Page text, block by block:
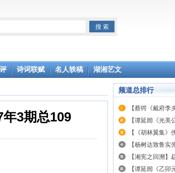
诗词联赋 名人轶稿 湖湘艺文
年3期总109
频道总排行
【蔡锷《戴府李
【谭延闿《光美
【《胡林翼集》
【杨树达致鲁实
【湘宪之回溯】
【谭延闿《乙卯